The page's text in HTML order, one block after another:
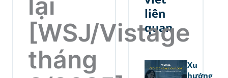
liên
quan
Xu
hướng
[WSJ/Vistage
tháng